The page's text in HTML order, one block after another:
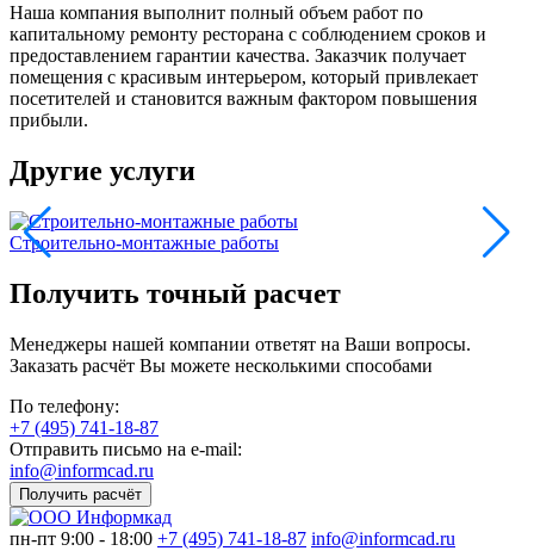
Наша компания выполнит полный объем работ по
капитальному ремонту ресторана с соблюдением сроков и
предоставлением гарантии качества. Заказчик получает
помещения с красивым интерьером, который привлекает
посетителей и становится важным фактором повышения
прибыли.
Другие услуги
Строительно-монтажные работы
Получить точный расчет
Менеджеры нашей компании ответят на Ваши вопросы.
Заказать расчёт Вы можете несколькими способами
По телефону:
+7 (495) 741-18-87
Отправить письмо на e-mail:
info@informcad.ru
Получить расчёт
пн-пт 9:00 - 18:00 +7 (495) 741-18-87 info@informcad.ru